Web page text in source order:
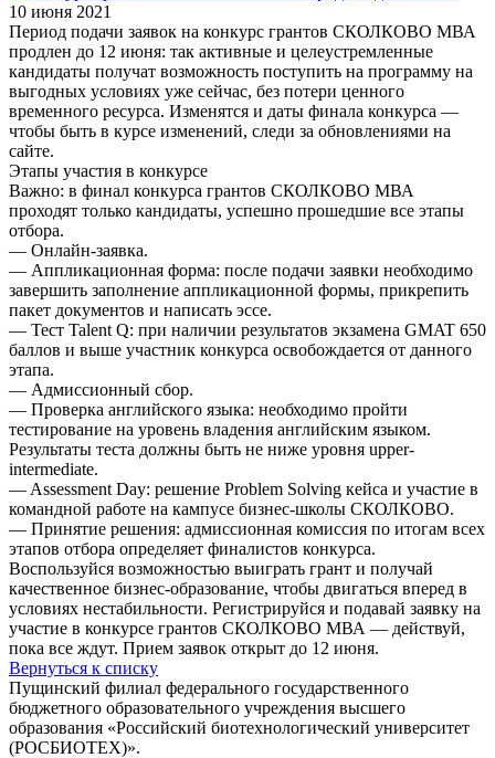
10 июня 2021
Период подачи заявок на конкурс грантов СКОЛКОВО МВА
продлен до 12 июня: так активные и целеустремленные
кандидаты получат возможность поступить на программу на
выгодных условиях уже сейчас, без потери ценного
временного ресурса. Изменятся и даты финала конкурса —
чтобы быть в курсе изменений, следи за обновлениями на
сайте.
Этапы участия в конкурсе
Важно: в финал конкурса грантов СКОЛКОВО МВА
проходят только кандидаты, успешно прошедшие все этапы
отбора.
— Онлайн-заявка.
— Аппликационная форма: после подачи заявки необходимо
завершить заполнение аппликационной формы, прикрепить
пакет документов и написать эссе.
— Тест Talent Q: при наличии результатов экзамена GMAT 650
баллов и выше участник конкурса освобождается от данного
этапа.
— Адмиссионный сбор.
— Проверка английского языка: необходимо пройти
тестирование на уровень владения английским языком.
Результаты теста должны быть не ниже уровня upper-
intermediate.
— Assessment Day: решение Problem Solving кейса и участие в
командной работе на кампусе бизнес-школы СКОЛКОВО.
— Принятие решения: адмиссионная комиссия по итогам всех
этапов отбора определяет финалистов конкурса.
Воспользуйся возможностью выиграть грант и получай
качественное бизнес-образование, чтобы двигаться вперед в
условиях нестабильности. Регистрируйся и подавай заявку на
участие в конкурсе грантов СКОЛКОВО МВА — действуй,
пока все ждут. Прием заявок открыт до 12 июня.
Вернуться к списку
Пущинский филиал федерального государственного
бюджетного образовательного учреждения высшего
образования «Российский биотехнологический университет
(РОСБИОТЕХ)».